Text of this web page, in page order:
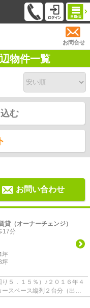
お問合せ
物件一覧
む
お問い合わせ
（オーナーチェンジ）
17分
坪
坪
５．１５％）♪２０１６年４
スペース縦列２台分（出入
...